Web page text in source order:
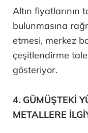
Altın fiyatlarının
bulunmasına
etmesi, merkez
çeşitlendirme
gösteriyor.
4. GÜMÜŞTEKİ
METALLERE